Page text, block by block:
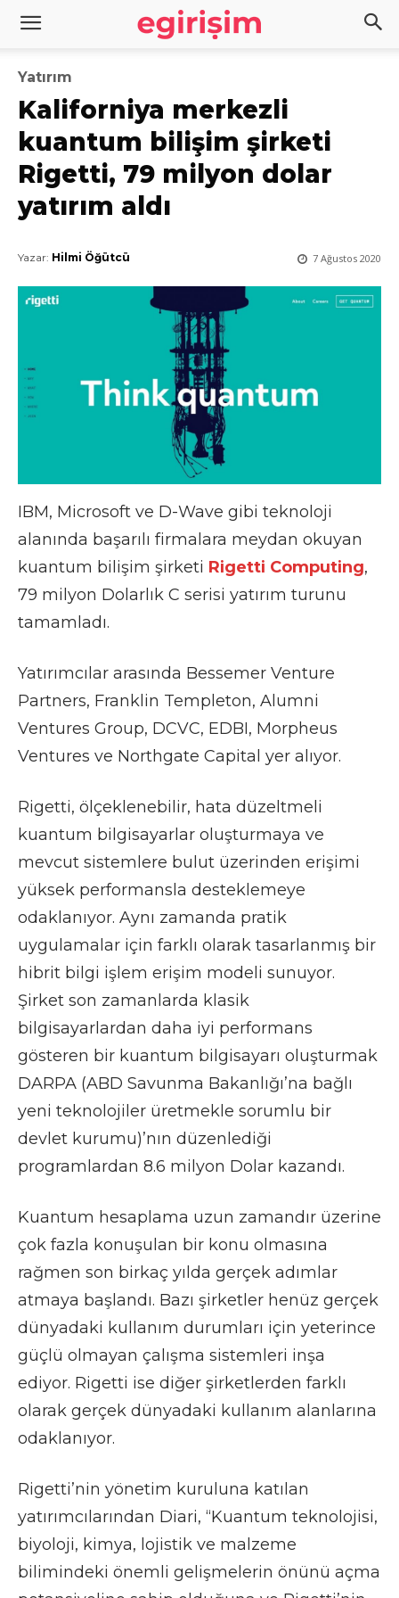
Yatırım
Kaliforniya merkezli
kuantum bilişim şirketi
Rigetti, 79 milyon dolar
yatırım aldı
7 Ağustos 2020
Yazar: Hilmi Öğütcü
IBM, Microsoft ve D-Wave gibi teknoloji
alanında başarılı firmalara meydan okuyan
kuantum bilişim şirketi Rigetti Computing,
79 milyon Dolarlık C serisi yatırım turunu
tamamladı.
Yatırımcılar arasında Bessemer Venture
Partners, Franklin Templeton, Alumni
Ventures Group, DCVC, EDBI, Morpheus
Ventures ve Northgate Capital yer alıyor.
Rigetti, ölçeklenebilir, hata düzeltmeli
kuantum bilgisayarlar oluşturmaya ve
mevcut sistemlere bulut üzerinden erişimi
yüksek performansla desteklemeye
odaklanıyor. Aynı zamanda pratik
uygulamalar için farklı olarak tasarlanmış bir
hibrit bilgi işlem erişim modeli sunuyor.
Şirket son zamanlarda klasik
bilgisayarlardan daha iyi performans
gösteren bir kuantum bilgisayarı oluşturmak
DARPA (ABD Savunma Bakanlığı’na bağlı
yeni teknolojiler üretmekle sorumlu bir
devlet kurumu)’nın düzenlediği
programlardan 8.6 milyon Dolar kazandı.
Kuantum hesaplama uzun zamandır üzerine
çok fazla konuşulan bir konu olmasına
rağmen son birkaç yılda gerçek adımlar
atmaya başlandı. Bazı şirketler henüz gerçek
dünyadaki kullanım durumları için yeterince
güçlü olmayan çalışma sistemleri inşa
ediyor. Rigetti ise diğer şirketlerden farklı
olarak gerçek dünyadaki kullanım alanlarına
odaklanıyor.
Rigetti’nin yönetim kuruluna katılan
yatırımcılarından Diari, “Kuantum teknolojisi,
biyoloji, kimya, lojistik ve malzeme
bilimindeki önemli gelişmelerin önünü açma